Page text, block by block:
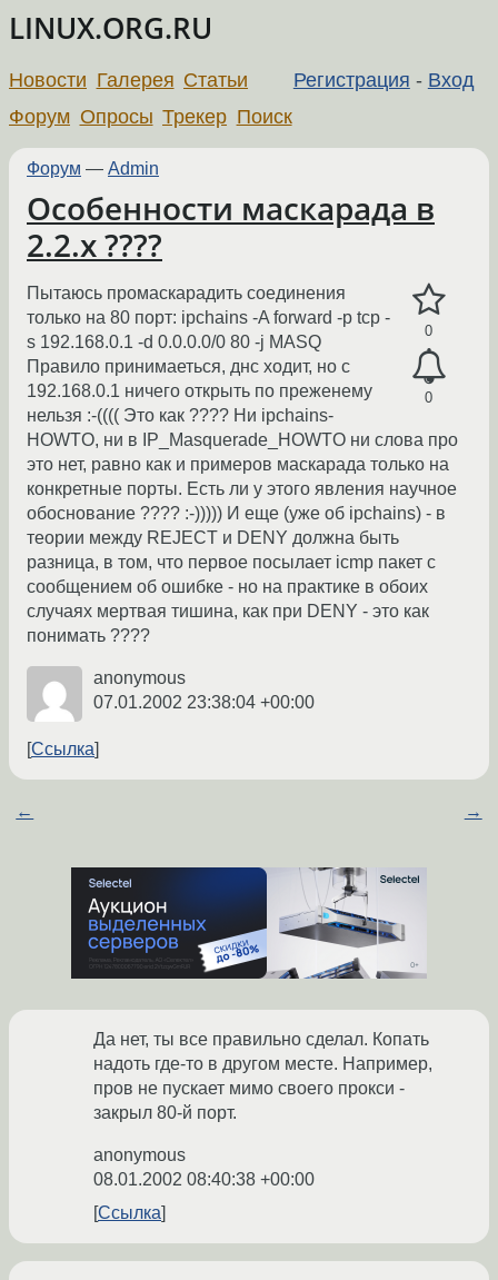
LINUX.ORG.RU
Регистрация - Вход
Новости Галерея Статьи
Форум Опросы Трекер Поиск
Форум — Admin
Особенности маскарада в
2.2.х ????
0
0
Пытаюсь промаскарадить соединения
только на 80 порт: ipchains -A forward -p tcp -
s 192.168.0.1 -d 0.0.0.0/0 80 -j MASQ
Правило принимаеться, днс ходит, но с
192.168.0.1 ничего открыть по преженему
нельзя :-(((( Это как ???? Ни ipchains-
HOWTO, ни в IP_Masquerade_HOWTO ни слова про
это нет, равно как и примеров маскарада только на
конкретные порты. Есть ли у этого явления научное
обоснование ???? :-))))) И еще (уже об ipchains) - в
теории между REJECT и DENY должна быть
разница, в том, что первое посылает icmp пакет с
сообщением об ошибке - но на практике в обоих
случаях мертвая тишина, как при DENY - это как
понимать ????
anonymous
07.01.2002 23:38:04 +00:00
Ссылка
← →
Да нет, ты все правильно сделал. Копать
надоть где-то в другом месте. Например,
пров не пускает мимо своего прокси -
закрыл 80-й порт.
anonymous
08.01.2002 08:40:38 +00:00
Ссылка